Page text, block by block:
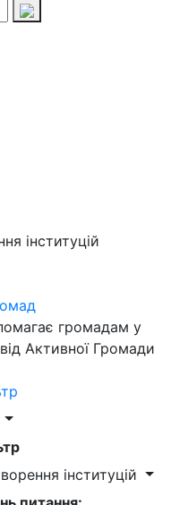
інституцій
громадам у
Активної Громади
інституцій